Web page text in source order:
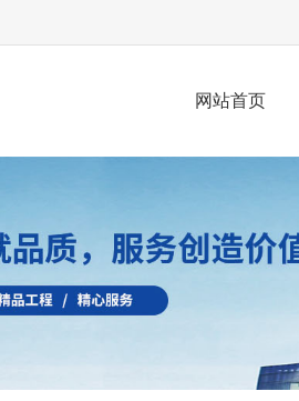
网站首页